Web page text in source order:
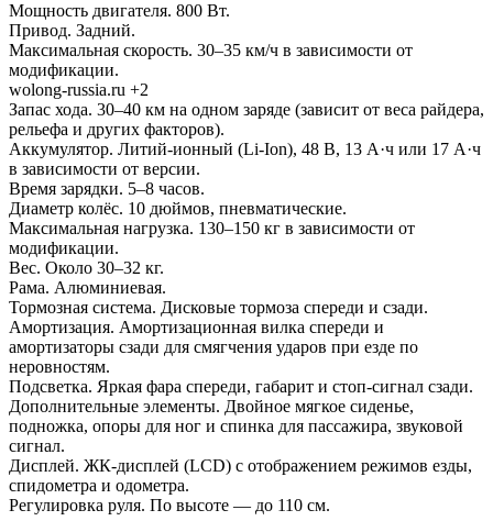
Мощность двигателя. 800 Вт.
Привод. Задний.
Максимальная скорость. 30–35 км/ч в зависимости от
модификации.
wolong-russia.ru +2
Запас хода. 30–40 км на одном заряде (зависит от веса райдера,
рельефа и других факторов).
Аккумулятор. Литий-ионный (Li-Ion), 48 В, 13 А·ч или 17 А·ч
в зависимости от версии.
Время зарядки. 5–8 часов.
Диаметр колёс. 10 дюймов, пневматические.
Максимальная нагрузка. 130–150 кг в зависимости от
модификации.
Вес. Около 30–32 кг.
Рама. Алюминиевая.
Тормозная система. Дисковые тормоза спереди и сзади.
Амортизация. Амортизационная вилка спереди и
амортизаторы сзади для смягчения ударов при езде по
неровностям.
Подсветка. Яркая фара спереди, габарит и стоп-сигнал сзади.
Дополнительные элементы. Двойное мягкое сиденье,
подножка, опоры для ног и спинка для пассажира, звуковой
сигнал.
Дисплей. ЖК-дисплей (LCD) с отображением режимов езды,
спидометра и одометра.
Регулировка руля. По высоте — до 110 см.